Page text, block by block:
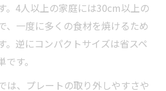
。4人以上の家庭には30cm以上の
、一度に多くの食材を焼けるため
。逆にコンパクトサイズは省スペ
す。
は、プレートの取り外しやすさや